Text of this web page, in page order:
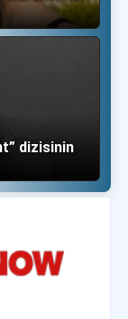
dizisinin